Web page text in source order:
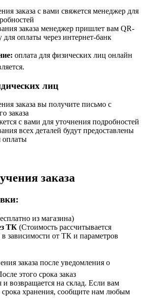
заказа с вами свяжется менеджер для
заказа менеджер пришлет вам QR-
для оплаты через интернет-банк
оплата для физических лиц онлайн
лиц
заказа вы получите письмо с
заказа
с вами для уточнения подробностей
всех деталей будут предоставлены
оплаты
заказа
из магазина)
ТК (Стоимость рассчитывается
в зависимости от ТК и параметров
заказа после уведомления о
этого срока заказ
возвращается на склад. Если вам
срока хранения, сообщите нам любым